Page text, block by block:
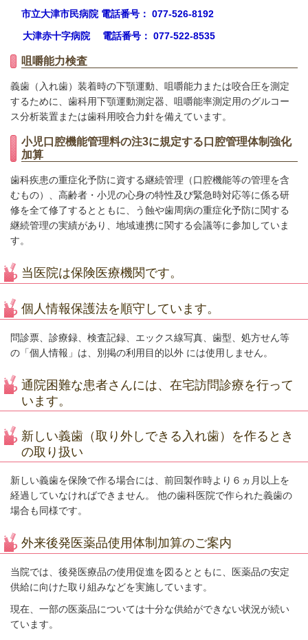
市立大津市民病院 電話番号： 077-526-8192
大津赤十字病院 電話番号： 077-522-8535
咀嚼能力検査
義歯（入れ歯）装着時の下顎運動、咀嚼能力または咬合圧を測定
するために、歯科用下顎運動測定器、咀嚼能率測定用のグルコー
ス分析装置または歯科用咬合力針を備えています。
小児口腔機能管理料の注3に規定する口腔管理体制強化
加算
歯科疾患の重症化予防に資する継続管理（口腔機能等の管理を含
むもの）、高齢者・小児の心身の特性及び緊急時対応等に係る研
修を全て修了するとともに、う蝕や歯周病の重症化予防に関する
継続管理の実績があり、地域連携に関する会議等に参加していま
す。
当医院は保険医療機関です。
個人情報保護法を順守しています。
問診票、診療録、検査記録、エックス線写真、歯型、処方せん等
の「個人情報」は、別掲の利用目的以外 には使用しません。
通院困難な患者さんには、在宅訪問診療を行って
います。
新しい義歯（取り外しできる入れ歯）を作るとき
の取り扱い
新しい義歯を保険で作る場合には、前回製作時より６ヵ月以上を
経過していなければできません。 他の歯科医院で作られた義歯の
場合も同様です。
外来後発医薬品使用体制加算のご案内
当院では、後発医療品の使用促進を図るとともに、医薬品の安定
供給に向けた取り組みなどを実施しています。
現在、一部の医薬品については十分な供給ができない状況が続い
ています。